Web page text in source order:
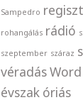
Sampedro
rohangálás rádió
szeptember száraz
véradásWord
évszak óriás